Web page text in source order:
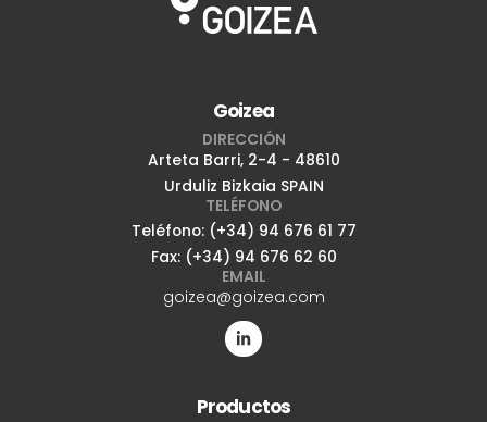
Goizea
DIRECCIÓN
Arteta Barri, 2-4 - 48610
Urduliz Bizkaia SPAIN
TELÉFONO
Teléfono: (+34) 94 676 61 77
Fax: (+34) 94 676 62 60
EMAIL
goizea@goizea.com
Productos